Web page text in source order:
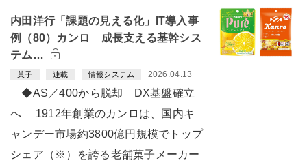
内田洋行「課題の見える化」IT導入事
例（80）カンロ 成長支える基幹シス
テム…
菓子 連載 情報システム 2026.04.13
◆AS／400から脱却 DX基盤確立
へ 1912年創業のカンロは、国内キ
ャンデー市場約3800億円規模でトップ
シェア（※）を誇る老舗菓子メーカー